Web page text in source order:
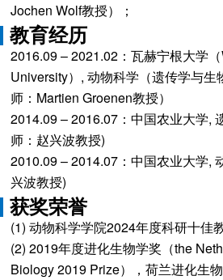
Jochen Wolf教授）；
教育经历
2016.09 – 2021.02：瓦赫宁根大学
University）, 动物科学（遗传学与生
师：Martien Groenen教授）
2014.09 – 2016.07：中国农业大学,
师：赵兴波教授)
2010.09 – 2014.07：中国农业大学,
兴波教授)
获奖荣誉
(1) 动物科学学院2024年度科研十佳
(2) 2019年度进化生物学奖（the
Biology 2019 Prize），荷兰进化生